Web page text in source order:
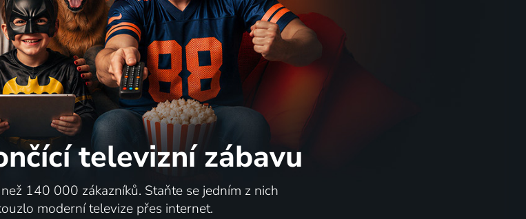
televizní zábavu
140 000 zákazníků. Staňte se jedním z nich
moderní televize přes internet.